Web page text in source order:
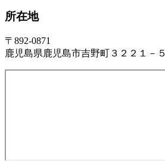
所在地
〒892-0871
鹿児島県鹿児島市吉野町３２２１－５